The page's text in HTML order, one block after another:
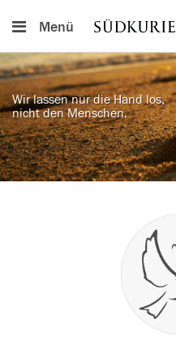
Menü
Wir lassen nur die Hand los,
nicht den Menschen.